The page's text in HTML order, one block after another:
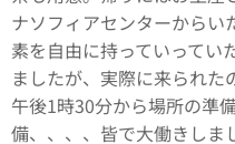
ナソフィアセンターからい
素を自由に持っていってい
ましたが、実際に来られた
午後1時30分から場所の準
備、、、、皆で大働きしま